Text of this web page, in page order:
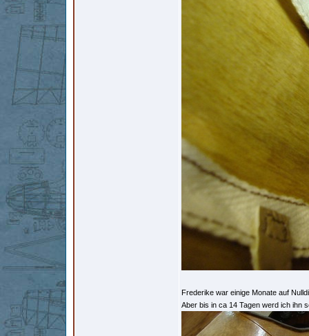
Frederike war einige Monate auf
Aber bis in ca 14 Tagen werd ich ihn